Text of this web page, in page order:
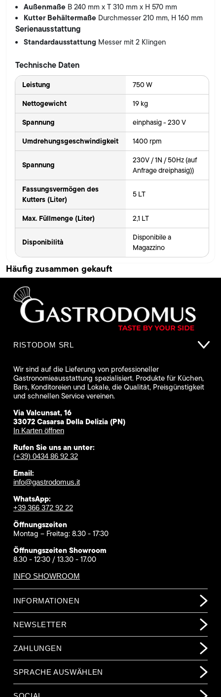
Außenmaße B 240 mm x T 310 mm x H 570 mm
Kutter Behältermaße Durchmesser 210 mm, H 160 mm
Serienausstattung
Standardausstattung Messer mit 2 Klingen
Technische Daten
Leistung 750 W
Nettogewicht 19 kg
Spannung einphasig - 230 V
Umdrehungsgeschwindigkeit 1400 rpm
Spannung
230V / 1N / 50Hz (auf
Anfrage dreiphasig))
Fassungsvermögen des
Kutters (Liter)
5 LT
Max. Füllmenge (Liter) 2,1 LT
Disponibilità
Disponibile a
Magazzino
Häufig zusammen gekauft
RISTODOM SRL
Wir sind auf die Lieferung von professioneller
Gastronomieausstattung spezialisiert. Produkte für Küchen,
Bars, Konditoreien und Lokale, die Qualität, Preisgünstigkeit
und schnellen Service vereinen.
Via Valcunsat, 16
33072 Casarsa Della Delizia (PN)
In Karten öffnen
Rufen Sie uns an unter:
(+39) 0434 86 92 32
Email:
info@gastrodomus.it
WhatsApp:
+39 366 372 92 22
Öffnungszeiten
Montag – Freitag: 8.30 - 17:30
Öffnungszeiten Showroom
8.30 - 12:30 / 13.30 - 17.00
INFO SHOWROOM
INFORMATIONEN
NEWSLETTER
ZAHLUNGEN
SPRACHE AUSWÄHLEN